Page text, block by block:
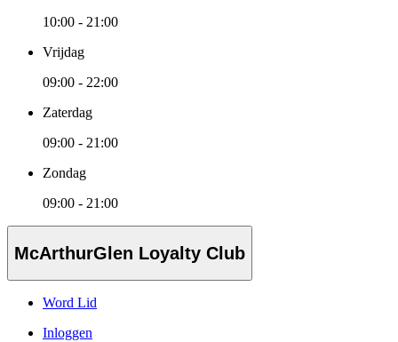
10:00 - 21:00
Vrijdag
09:00 - 22:00
Zaterdag
09:00 - 21:00
Zondag
09:00 - 21:00
McArthurGlen Loyalty Club
Word Lid
Inloggen